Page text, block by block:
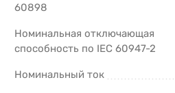
60898
Номинальная отключающая
способность по IEC 60947-2
Номинальный ток